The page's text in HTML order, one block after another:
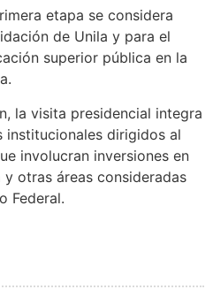
etapa se considera
de Unila y para el
superior pública en la
la visita presidencial integra
institucionales dirigidos al
involucran inversiones en
otras áreas consideradas
Federal.